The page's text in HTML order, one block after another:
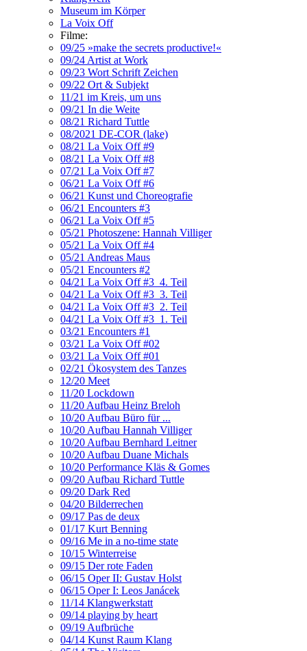
Museum im Körper
La Voix Off
Filme:
09/25 »make the secrets productive!«
09/24 Artist at Work
09/23 Wort Schrift Zeichen
09/22 Ort & Subjekt
11/21 im Kreis, um uns
09/21 In die Weite
08/21 Richard Tuttle
08/2021 DE-COR (lake)
08/21 La Voix Off #9
08/21 La Voix Off #8
07/21 La Voix Off #7
06/21 La Voix Off #6
06/21 Kunst und Choreografie
06/21 Encounters #3
06/21 La Voix Off #5
05/21 Photoszene: Hannah Villiger
05/21 La Voix Off #4
05/21 Andreas Maus
05/21 Encounters #2
04/21 La Voix Off #3_4. Teil
04/21 La Voix Off #3_3. Teil
04/21 La Voix Off #3_2. Teil
04/21 La Voix Off #3_1. Teil
03/21 Encounters #1
03/21 La Voix Off #02
03/21 La Voix Off #01
02/21 Ökosystem des Tanzes
12/20 Meet
11/20 Lockdown
11/20 Aufbau Heinz Breloh
10/20 Aufbau Büro für ...
10/20 Aufbau Hannah Villiger
10/20 Aufbau Bernhard Leitner
10/20 Aufbau Duane Michals
10/20 Performance Kläs & Gomes
09/20 Aufbau Richard Tuttle
09/20 Dark Red
04/20 Bilderrechen
09/17 Pas de deux
01/17 Kurt Benning
09/16 Me in a no-time state
10/15 Winterreise
09/15 Der rote Faden
06/15 Oper II: Gustav Holst
06/15 Oper I: Leos Janácek
11/14 Klangwerkstatt
09/14 playing by heart
09/19 Aufbrüche
04/14 Kunst Raum Klang